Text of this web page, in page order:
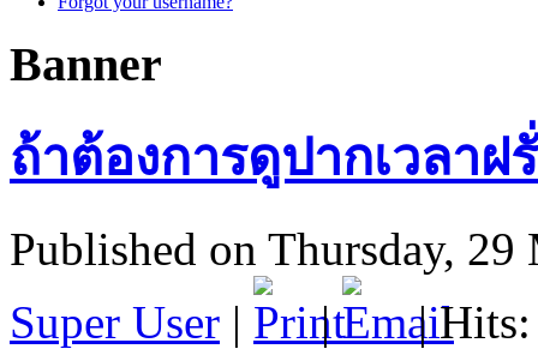
Banner
ถ้าต้องการดูปากเวลา
Published on Thursday,
Super User | | | Hits: